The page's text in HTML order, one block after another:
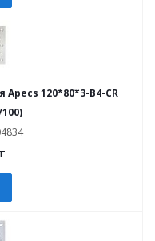
120*80*3-B4-CR